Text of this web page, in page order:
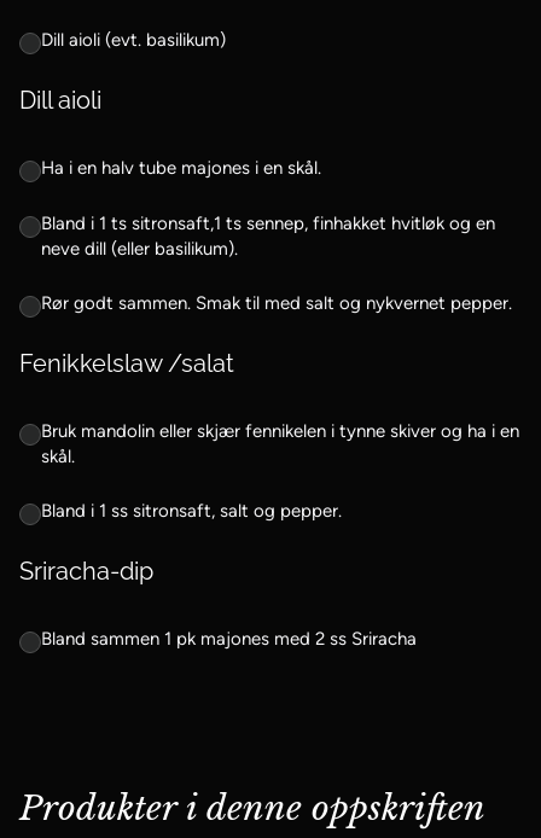
Dill aioli (evt. basilikum)
Dill aioli
Ha i en halv tube majones i en skål.
Bland i 1 ts sitronsaft,1 ts sennep, finhakket hvitløk og en
neve dill (eller basilikum).
Rør godt sammen. Smak til med salt og nykvernet pepper.
Fenikkelslaw /salat
Bruk mandolin eller skjær fennikelen i tynne skiver og ha i en
skål.
Bland i 1 ss sitronsaft, salt og pepper.
Sriracha-dip
Bland sammen 1 pk majones med 2 ss Sriracha
Produkter i denne oppskriften